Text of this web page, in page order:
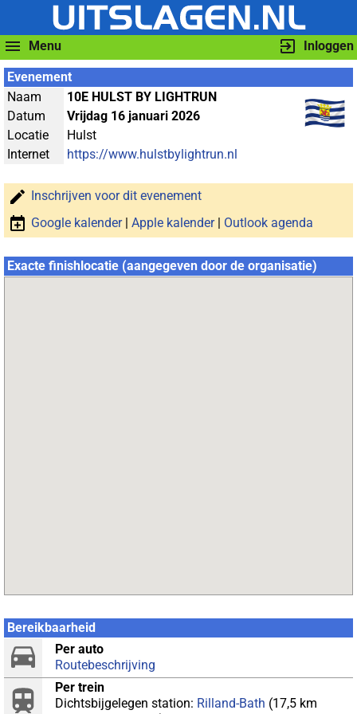
Menu Inloggen
Evenement
Naam
10E HULST BY LIGHTRUN
Datum
Vrijdag 16 januari 2026
Locatie
Hulst
Internet
https://www.hulstbylightrun.nl
Inschrijven voor dit evenement
Google kalender| Apple kalender| Outlook agenda
Exacte finishlocatie (aangegeven door de organisatie)
Bereikbaarheid
Per auto
Routebeschrijving
Per trein
Dichtsbijgelegen station: Rilland-Bath (17,5 km